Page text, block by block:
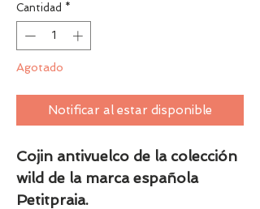
Cantidad *
Agotado
Notificar al estar disponible
Cojin antivuelco de la colección
wild de la marca española
Petitpraia.